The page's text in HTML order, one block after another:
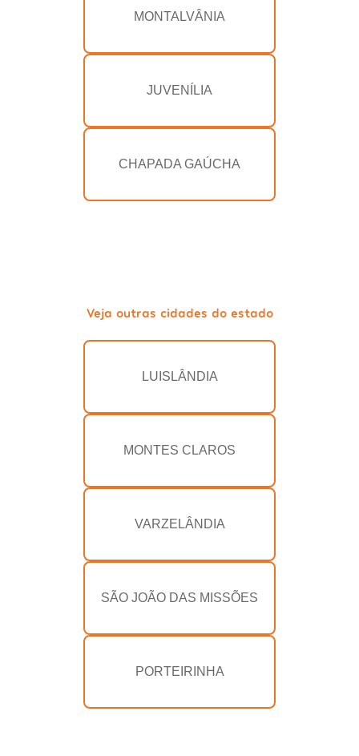
MONTALVÂNIA
JUVENÍLIA
CHAPADA GAÚCHA
Veja outras cidades do estado
LUISLÂNDIA
MONTES CLAROS
VARZELÂNDIA
SÃO JOÃO DAS MISSÕES
PORTEIRINHA